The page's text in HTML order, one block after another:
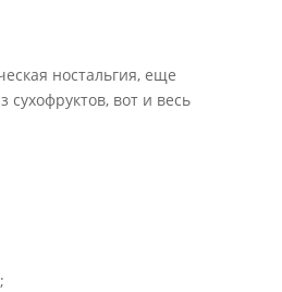
ностальгия, еще
сухофруктов, вот и весь